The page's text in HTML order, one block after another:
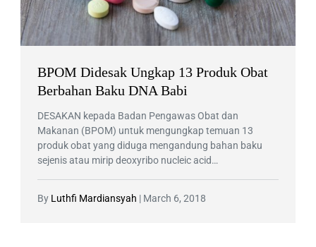
BPOM Didesak Ungkap 13 Produk Obat
Berbahan Baku DNA Babi
DESAKAN kepada Badan Pengawas Obat dan
Makanan (BPOM) untuk mengungkap temuan 13
produk obat yang diduga mengandung bahan baku
sejenis atau mirip deoxyribo nucleic acid…
By Luthfi Mardiansyah | March 6, 2018